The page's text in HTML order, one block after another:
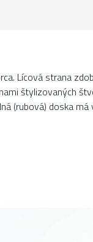
Lícová strana
štylizovaných
(rubová) doska